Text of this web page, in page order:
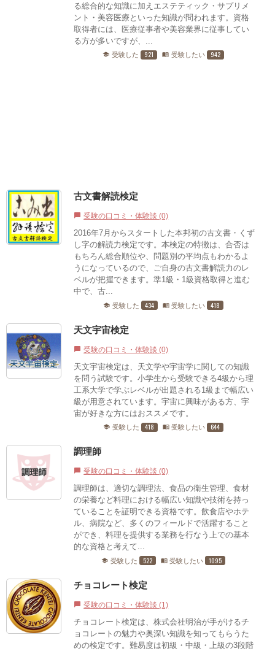
る総合的な知識に加えエステティック・サプリメ
ント・美容医療といった知識が問われます。資格
取得者には、医療従事者や美容業界に従事してい
る方が多いですが、...
school 受験した 921 menu_book 受験したい 942
古文書解読検定
chat_bubble 受験の口コミ・体験談 (0)
2016年7月からスタートした本邦初の古文書・くず
し字の解読力検定です。本検定の特徴は、合否は
もちろん総合順位や、問題別の平均点もわかるよ
うになっているので、ご自身の古文書解読力のレ
ベルが把握できます。準1級・1級資格取得と進む
中で、古...
school 受験した 434 menu_book 受験したい 418
天文宇宙検定
chat_bubble 受験の口コミ・体験談 (0)
天文宇宙検定は、天文学や宇宙学に関しての知識
を問う試験です。小学生から受験できる4級から理
工系大学で学ぶレベルが出題される1級まで幅広い
級が用意されています。宇宙に興味がある方、宇
宙が好きな方にはおススメです。
school 受験した 418 menu_book 受験したい 644
調理師
chat_bubble 受験の口コミ・体験談 (0)
調理師は、適切な調理法、食品の衛生管理、食材
の栄養など料理における幅広い知識や技術を持っ
ていることを証明できる資格です。飲食店やホテ
ル、病院など、多くのフィールドで活躍すること
ができ、料理を提供する業務を行なう上での基本
的な資格と考えて...
school 受験した 522 menu_book 受験したい 1095
チョコレート検定
chat_bubble 受験の口コミ・体験談 (1)
チョコレート検定は、株式会社明治が手がけるチ
ョコレートの魅力や奥深い知識を知ってもらうた
めの検定です。難易度は初級・中級・上級の3段階